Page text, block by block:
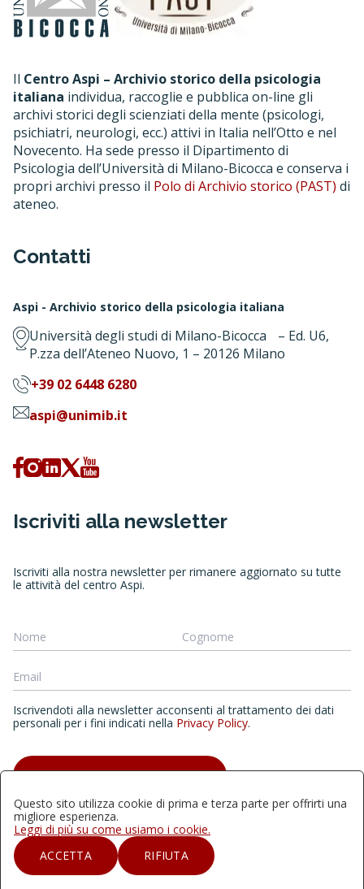
Il Centro Aspi – Archivio storico della psicologia
italiana individua, raccoglie e pubblica on-line gli
archivi storici degli scienziati della mente (psicologi,
psichiatri, neurologi, ecc.) attivi in Italia nell’Otto e nel
Novecento. Ha sede presso il Dipartimento di
Psicologia dell’Università di Milano-Bicocca e conserva i
propri archivi presso il Polo di Archivio storico (PAST) di
ateneo.
Contatti
Aspi - Archivio storico della psicologia italiana
Università degli studi di Milano-Bicocca – Ed. U6,
P.zza dell’Ateneo Nuovo, 1 – 20126 Milano
+39 02 6448 6280
aspi@unimib.it
Iscriviti alla newsletter
Iscriviti alla nostra newsletter per rimanere aggiornato su tutte
le attività del centro Aspi.
Iscrivendoti alla newsletter acconsenti al trattamento dei dati
personali per i fini indicati nella Privacy Policy.
ISCRIVITI ALLA NEWSLETTER
Quest'opera è distribuita con Licenza Creative Commons
Attribuzione - Non commerciale - Non opere derivate 4.0
Internazionale.2024 | Aspi - Archivio storico della psicologia
Questo sito utilizza cookie di prima e terza parte per offrirti una
migliore esperienza.
Leggi di più su come usiamo i cookie.
ACCETTA
RIFIUTA